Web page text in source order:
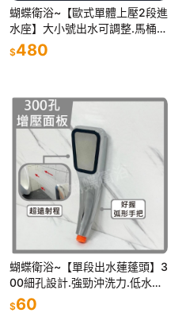
蝴蝶衛浴~【歐式單體上壓2段進
水座】大小號出水可調整.馬桶落
水器.排水器.排水閥.單體.連體
$480
蝴蝶衛浴~【單段出水蓮蓬頭】3
00細孔設計.強勁沖洗力.低水壓
救星.增壓蓮蓬頭
$60